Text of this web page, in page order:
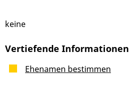
keine
Vertiefende Informationen
Ehenamen bestimmen